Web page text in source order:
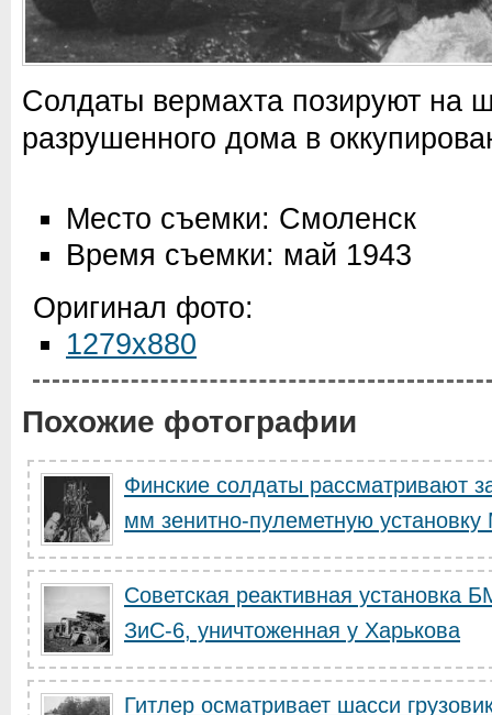
Солдаты вермахта позируют на
разрушенного дома в
Место съемки: Смоленск
Время съемки: май 1943
Оригинал фото:
1279x880
Похожие фотографии
Финские солдаты рассматривают
мм зенитно-пулеметную
Советская реактивная установка
ЗиС-6, уничтоженная у Харькова
Гитлер осматривает шасси